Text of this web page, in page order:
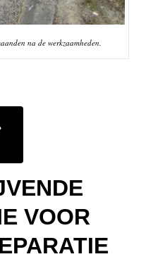
na de werkzaamheden.
VOOR